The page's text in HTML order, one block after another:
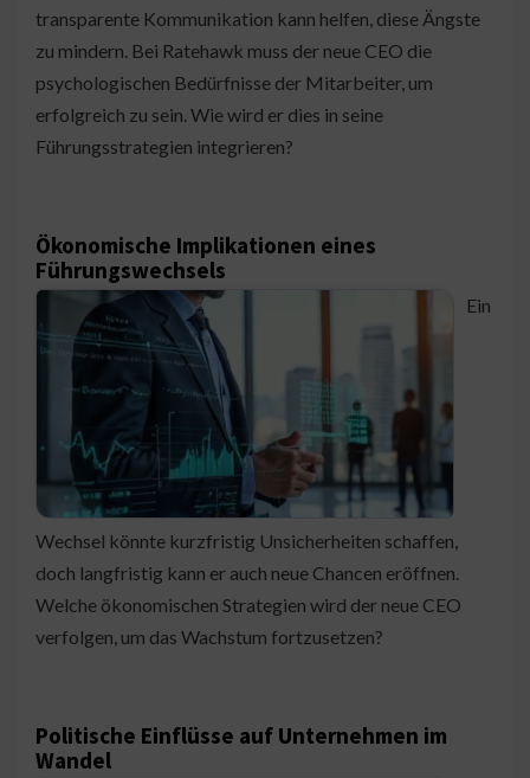
transparente Kommunikation kann helfen, diese Ängste
zu mindern. Bei Ratehawk muss der neue CEO die
psychologischen Bedürfnisse der Mitarbeiter, um
erfolgreich zu sein. Wie wird er dies in seine
Führungsstrategien integrieren?
Ökonomische Implikationen eines
Führungswechsels
Ein
Wechsel könnte kurzfristig Unsicherheiten schaffen,
doch langfristig kann er auch neue Chancen eröffnen.
Welche ökonomischen Strategien wird der neue CEO
verfolgen, um das Wachstum fortzusetzen?
Politische Einflüsse auf Unternehmen im
Wandel